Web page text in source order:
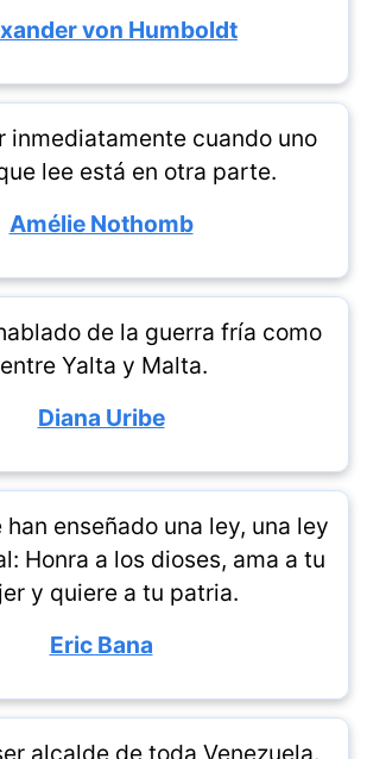
von Humboldt
inmediatamente cuando uno
lee está en otra parte.
Amélie Nothomb
de la guerra fría como
Yalta y Malta.
Diana Uribe
han enseñado una ley, una ley
Honra a los dioses, ama a tu
y quiere a tu patria.
Eric Bana